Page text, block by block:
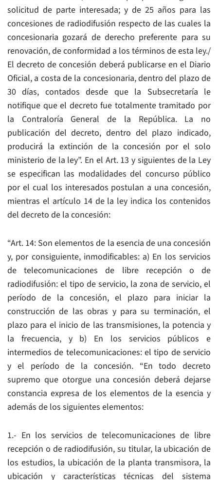
solicitud de parte interesada; y de 25 años para las
concesiones de radiodifusión respecto de las cuales la
concesionaria gozará de derecho preferente para su
renovación, de conformidad a los términos de esta ley./
El decreto de concesión deberá publicarse en el Diario
Oficial, a costa de la concesionaria, dentro del plazo de
30 días, contados desde que la Subsecretaría le
notifique que el decreto fue totalmente tramitado por
la Contraloría General de la República. La no
publicación del decreto, dentro del plazo indicado,
producirá la extinción de la concesión por el solo
ministerio de la ley”. En el Art. 13 y siguientes de la Ley
se especifican las modalidades del concurso público
por el cual los interesados postulan a una concesión,
mientras el artículo 14 de la ley indica los contenidos
del decreto de la concesión:
“Art. 14: Son elementos de la esencia de una concesión
y, por consiguiente, inmodificables: a) En los servicios
de telecomunicaciones de libre recepción o de
radiodifusión: el tipo de servicio, la zona de servicio, el
período de la concesión, el plazo para iniciar la
construcción de las obras y para su terminación, el
plazo para el inicio de las transmisiones, la potencia y
la frecuencia, y b) En los servicios públicos e
intermedios de telecomunicaciones: el tipo de servicio
y el período de la concesión. “En todo decreto
supremo que otorgue una concesión deberá dejarse
constancia expresa de los elementos de la esencia y
además de los siguientes elementos:
1.- En los servicios de telecomunicaciones de libre
recepción o de radiodifusión, su titular, la ubicación de
los estudios, la ubicación de la planta transmisora, la
ubicación y características técnicas del sistema